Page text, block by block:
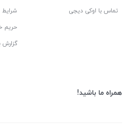
تماس با اوکی دیجی شرایط
حریم
گزارش
همراه ما باشید!